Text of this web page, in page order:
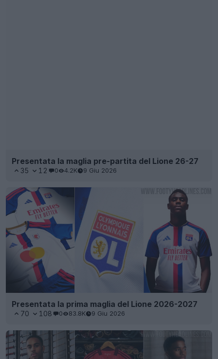
Presentata la maglia pre-partita del Lione 26-27
35 12 0 4.2K 9 Giu 2026
Presentata la prima maglia del Lione 2026-2027
70 108 0 83.8K 9 Giu 2026